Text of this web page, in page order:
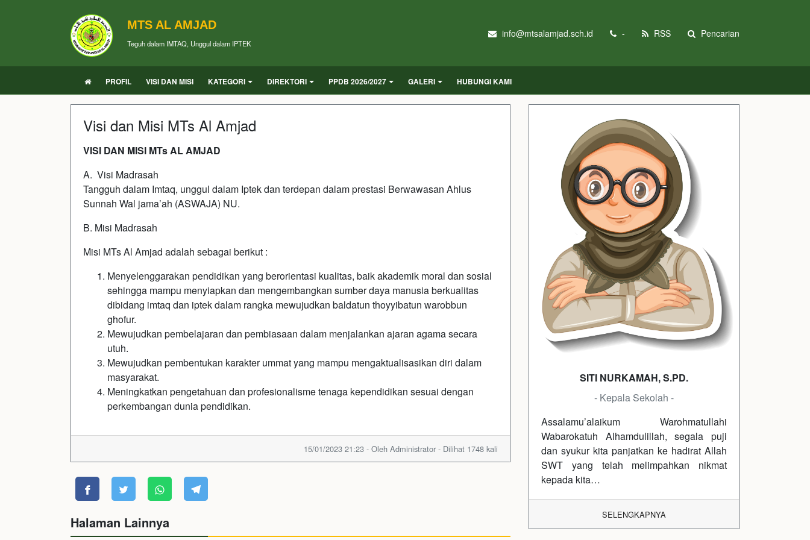
MTS AL AMJAD
Teguh dalam IMTAQ, Unggul dalam IPTEK
info@mtsalamjad.sch.id - RSS Pencarian
PROFIL VISI DAN MISI KATEGORI DIREKTORI PPDB 2026/2027 GALERI HUBUNGI KAMI
Visi dan Misi MTs Al Amjad
VISI DAN MISI MTs AL AMJAD
A. Visi Madrasah
Tangguh dalam Imtaq, unggul dalam Iptek dan terdepan dalam prestasi Berwawasan Ahlus
Sunnah Wal jama’ah (ASWAJA) NU.
B. Misi Madrasah
Misi MTs Al Amjad adalah sebagai berikut :
Menyelenggarakan pendidikan yang berorientasi kualitas, baik akademik moral dan sosial
sehingga mampu menyiapkan dan mengembangkan sumber daya manusia berkualitas
dibidang imtaq dan iptek dalam rangka mewujudkan baldatun thoyyibatun warobbun
ghofur.
Mewujudkan pembelajaran dan pembiasaan dalam menjalankan ajaran agama secara
utuh.
Mewujudkan pembentukan karakter ummat yang mampu mengaktualisasikan diri dalam
masyarakat.
Meningkatkan pengetahuan dan profesionalisme tenaga kependidikan sesuai dengan
perkembangan dunia pendidikan.
15/01/2023 21:23 - Oleh Administrator - Dilihat 1748 kali
Halaman Lainnya
SITI NURKAMAH, S.PD.
- Kepala Sekolah -
Assalamu’alaikum Warohmatullahi
Wabarokatuh Alhamdulillah, segala puji
dan syukur kita panjatkan ke hadirat Allah
SWT yang telah melimpahkan nikmat
kepada kita…
SELENGKAPNYA